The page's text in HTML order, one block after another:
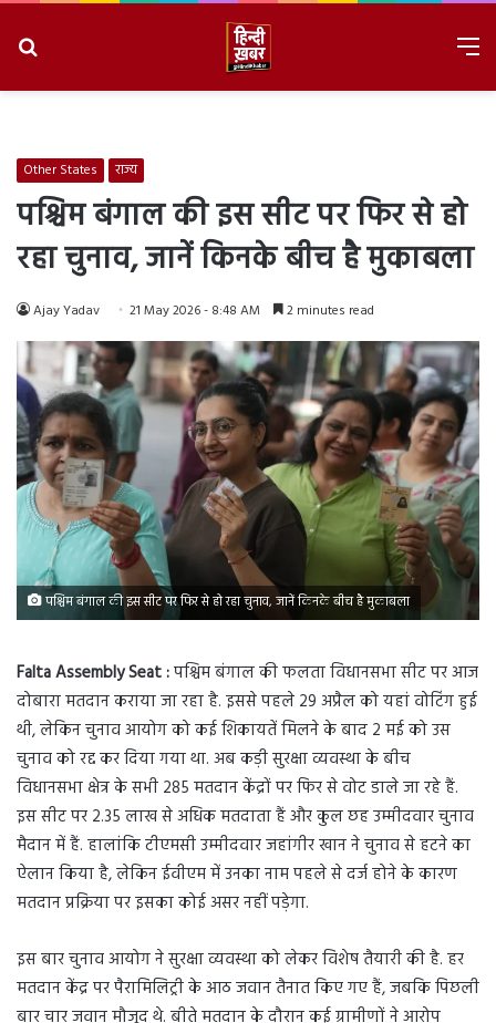
Other States राज्य
पश्चिम बंगाल की इस सीट पर फिर से हो
रहा चुनाव, जानें किनके बीच है मुकाबला
Ajay Yadav 21 May 2026 - 8:48 AM 2 minutes read
पश्चिम बंगाल की इस सीट पर फिर से हो रहा चुनाव, जानें किनके बीच है मुकाबला
Falta Assembly Seat :पश्चिम बंगाल की फलता विधानसभा सीट पर आज
दोबारा मतदान कराया जा रहा है. इससे पहले 29 अप्रैल को यहां वोटिंग हुई
थी, लेकिन चुनाव आयोग को कई शिकायतें मिलने के बाद 2 मई को उस
चुनाव को रद्द कर दिया गया था. अब कड़ी सुरक्षा व्यवस्था के बीच
विधानसभा क्षेत्र के सभी 285 मतदान केंद्रों पर फिर से वोट डाले जा रहे हैं.
इस सीट पर 2.35 लाख से अधिक मतदाता हैं और कुल छह उम्मीदवार चुनाव
मैदान में हैं. हालांकि टीएमसी उम्मीदवार जहांगीर खान ने चुनाव से हटने का
ऐलान किया है, लेकिन ईवीएम में उनका नाम पहले से दर्ज होने के कारण
मतदान प्रक्रिया पर इसका कोई असर नहीं पड़ेगा.
इस बार चुनाव आयोग ने सुरक्षा व्यवस्था को लेकर विशेष तैयारी की है. हर
मतदान केंद्र पर पैरामिलिट्री के आठ जवान तैनात किए गए हैं, जबकि पिछली
बार चार जवान मौजूद थे. बीते मतदान के दौरान कई ग्रामीणों ने आरोप